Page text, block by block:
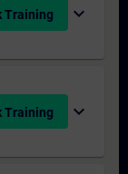
Training expand_more
Training expand_more